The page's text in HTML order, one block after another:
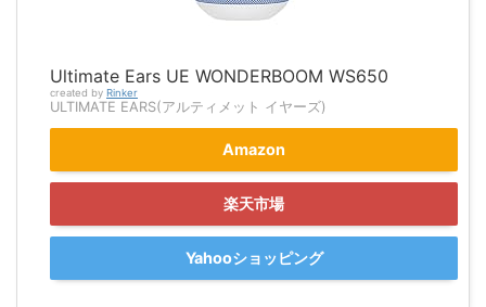
Ultimate Ears UE WONDERBOOM WS650
created by Rinker
ULTIMATE EARS(アルティメット イヤーズ)
Amazon
楽天市場
Yahooショッピング